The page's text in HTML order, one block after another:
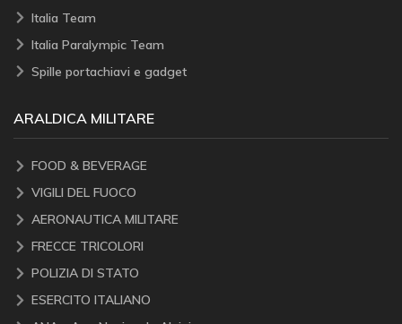
Italia Team
Italia Paralympic Team
Spille portachiavi e gadget
ARALDICA MILITARE
FOOD & BEVERAGE
VIGILI DEL FUOCO
AERONAUTICA MILITARE
FRECCE TRICOLORI
POLIZIA DI STATO
ESERCITO ITALIANO